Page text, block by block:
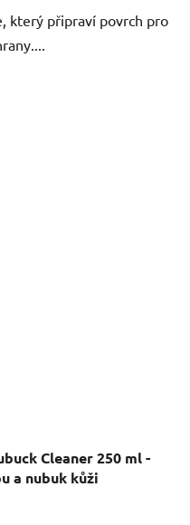
který připraví povrch pro
Cleaner 250 ml -
a nubuk kůži